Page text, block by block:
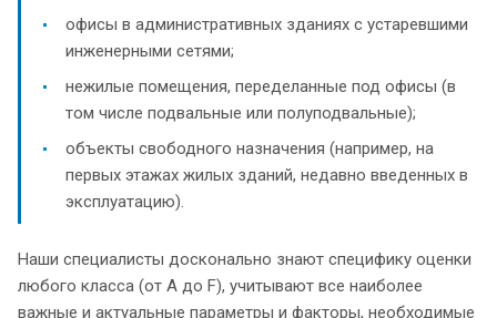
офисы в административных зданиях с устаревшими
инженерными сетями;
нежилые помещения, переделанные под офисы (в
том числе подвальные или полуподвальные);
объекты свободного назначения (например, на
первых этажах жилых зданий, недавно введенных в
эксплуатацию).
Наши специалисты досконально знают специфику оценки
любого класса (от А до F), учитывают все наиболее
важные и актуальные параметры и факторы, необходимые